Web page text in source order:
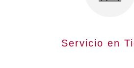
Servicio en